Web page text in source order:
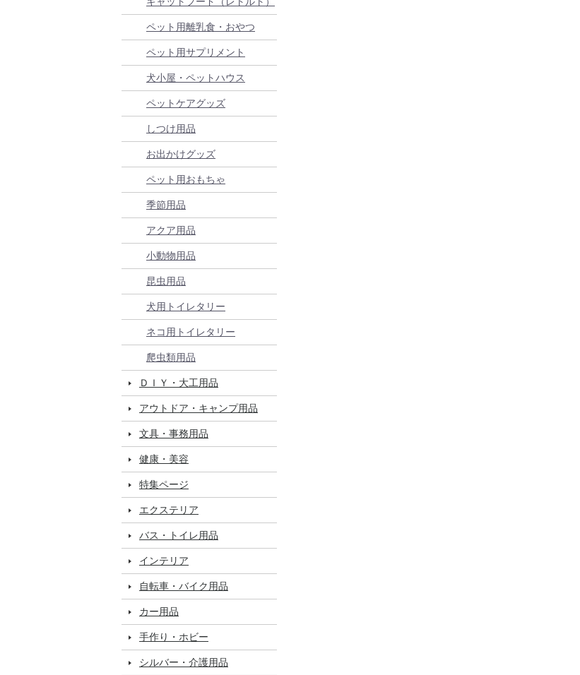
ペット用離乳食・おやつ
ペット用サプリメント
犬小屋・ペットハウス
ペットケアグッズ
しつけ用品
お出かけグッズ
ペット用おもちゃ
季節用品
アクア用品
小動物用品
昆虫用品
犬用トイレタリー
ネコ用トイレタリー
爬虫類用品
ＤＩＹ・大工用品
アウトドア・キャンプ用品
文具・事務用品
健康・美容
特集ページ
エクステリア
バス・トイレ用品
インテリア
自転車・バイク用品
カー用品
手作り・ホビー
シルバー・介護用品